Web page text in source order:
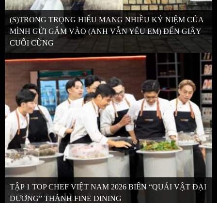
(S)TRONG TRỌNG HIẾU MANG NHIỀU KỶ NIỆM CỦA
MÌNH GỬI GẮM VÀO (ANH VẪN YÊU EM) ĐẾN GIÂY
CUỐI CÙNG
TẬP 1 TOP CHEF VIỆT NAM 2026 BIẾN “QUÁI VẬT ĐẠI
DƯƠNG” THÀNH FINE DINING